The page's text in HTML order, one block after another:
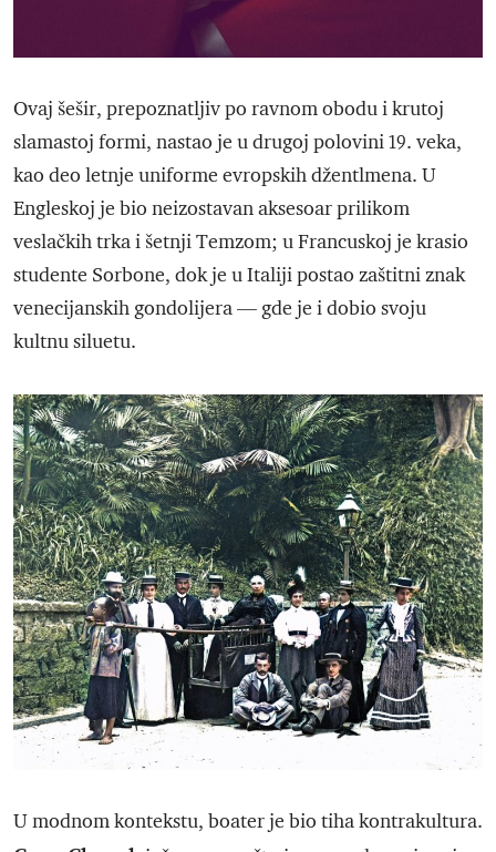
Ovaj šešir, prepoznatljiv po ravnom obodu i krutoj
slamastoj formi, nastao je u drugoj polovini 19. veka,
kao deo letnje uniforme evropskih džentlmena. U
Engleskoj je bio neizostavan aksesoar prilikom
veslačkih trka i šetnji Temzom; u Francuskoj je krasio
studente Sorbone, dok je u Italiji postao zaštitni znak
venecijanskih gondolijera — gde je i dobio svoju
kultnu siluetu.
U modnom kontekstu, boater je bio tiha kontrakultura.